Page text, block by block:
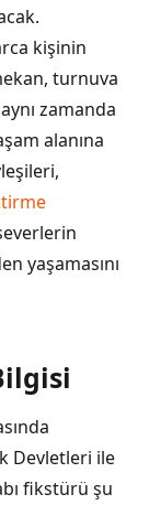
kişinin
turnuva
zamanda
alanına
yaşamasını
Devletleri ile
fikstürü şu